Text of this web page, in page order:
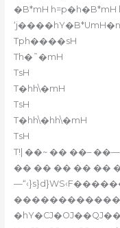
�B*mH h=p�h�B*mH
Tph����sH
Th�˜�mH
TsH
T�hh\�mH
TsH
T�hh\�hh\�mH
TsH
T!| ��~ �� ��–
�� �� �� �� ��